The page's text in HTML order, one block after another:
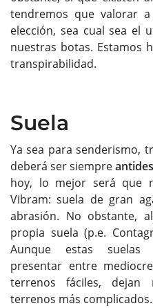
tendremos que valorar
elección, sea cual sea el
nuestras botas. Estamos
transpirabilidad.
Suela
Ya sea para senderismo,
deberá ser siempre
hoy, lo mejor será que
Vibram: suela de gran
abrasión. No obstante,
propia suela (p.e.
Aunque estas suelas
presentar entre
terrenos fáciles,
terrenos más complicados.